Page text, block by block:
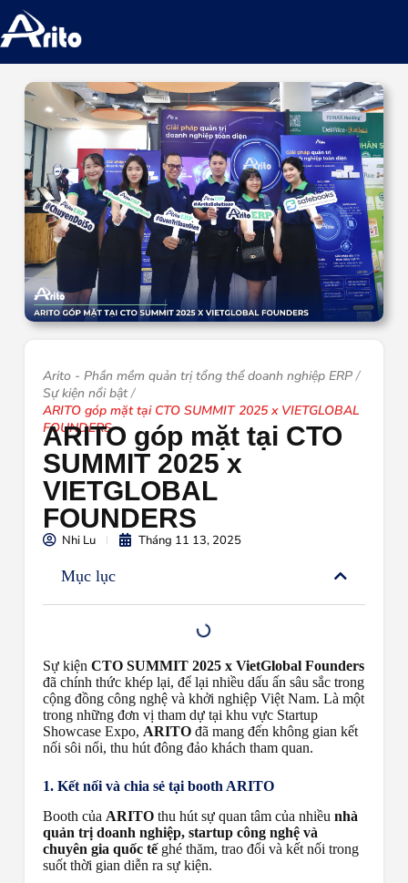
Arito - Phần mềm quản trị tổng thể doanh nghiệp ERP
Sự kiện nổi bật
ARITO góp mặt tại CTO SUMMIT 2025 x VIETGLOBAL
FOUNDERS
ARITO góp mặt tại CTO
SUMMIT 2025 x
VIETGLOBAL
FOUNDERS
Nhi Lu Tháng 11 13, 2025
Mục lục
Sự kiện CTO SUMMIT 2025 x VietGlobal Founders
đã chính thức khép lại, để lại nhiều dấu ấn sâu sắc trong
cộng đồng công nghệ và khởi nghiệp Việt Nam. Là một
trong những đơn vị tham dự tại khu vực Startup
Showcase Expo, ARITOđã mang đến không gian kết
nối sôi nổi, thu hút đông đảo khách tham quan.
1. Kết nối và chia sẻ tại booth ARITO
Booth của ARITOthu hút sự quan tâm của nhiều nhà
quản trị doanh nghiệp, startup công nghệ và
chuyên gia quốc tếghé thăm, trao đổi và kết nối trong
suốt thời gian diễn ra sự kiện.